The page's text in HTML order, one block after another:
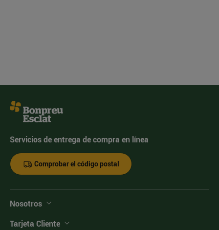
Servicios de entrega de compra en línea
Comprobar el código postal
Nosotros
Tarjeta Cliente